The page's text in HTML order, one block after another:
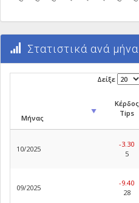
Στατιστικά ανά μήνα
Δείξε
Μήνας
Κέρδος
Tips
10/2025
-3.30
5
09/2025
-9.40
28